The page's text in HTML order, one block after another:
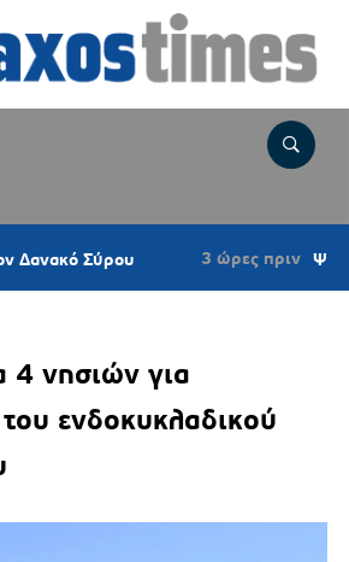
Σύρου 3 ώρες πριν Ψήφισμα του
4 νησιών για
ενδοκυκλαδικού